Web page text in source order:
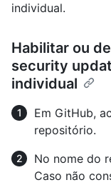
individual.
Habilitar ou
security
individual
Em GitHub,
repositório.
No nome do
Caso não